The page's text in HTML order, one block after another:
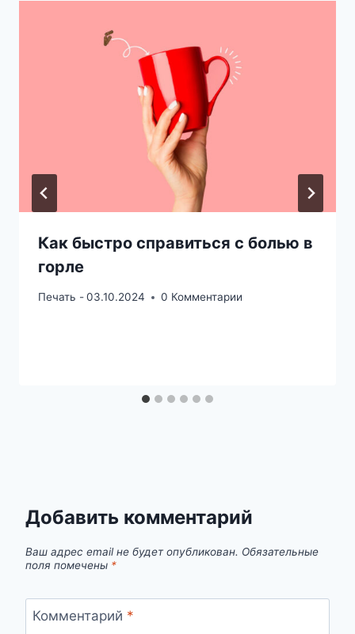
Как быстро справиться с болью в
горле
Печать -03.10.2024 0 Комментарии
Добавить комментарий
Ваш адрес email не будет опубликован. Обязательные
поля помечены *
Комментарий *